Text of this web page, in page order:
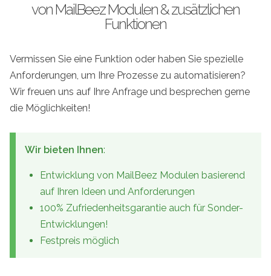
von MailBeez Modulen & zusätzlichen
Funktionen
Vermissen Sie eine Funktion oder haben Sie spezielle
Anforderungen, um Ihre Prozesse zu automatisieren?
Wir freuen uns auf Ihre Anfrage und besprechen gerne
die Möglichkeiten!
Wir bieten Ihnen:
Entwicklung von MailBeez Modulen basierend
auf Ihren Ideen und Anforderungen
100% Zufriedenheitsgarantie auch für Sonder-
Entwicklungen!
Festpreis möglich